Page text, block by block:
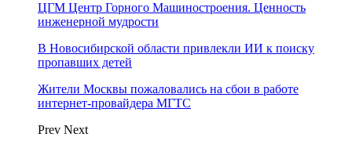
ЦГМ Центр Горного Машиностроения. Ценность
инженерной мудрости
В Новосибирской области привлекли ИИ к поиску
пропавших детей
Жители Москвы пожаловались на сбои в работе
интернет-провайдера МГТС
Prev Next